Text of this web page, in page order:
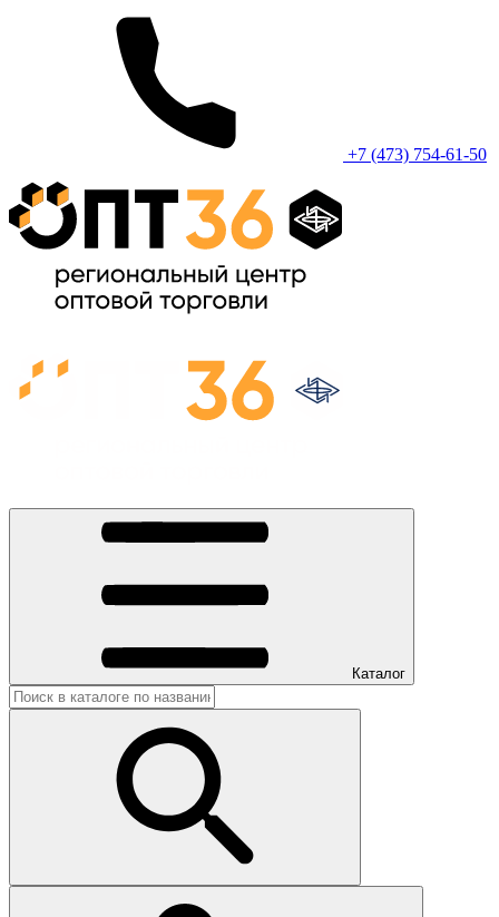
+7 (473) 754-61-50
Каталог